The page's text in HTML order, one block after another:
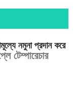
নমুনা প্রদান করে